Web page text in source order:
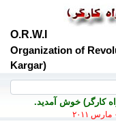
O.R.W.I
Organization of
Kargar)
کارگر) خوش آمديد.